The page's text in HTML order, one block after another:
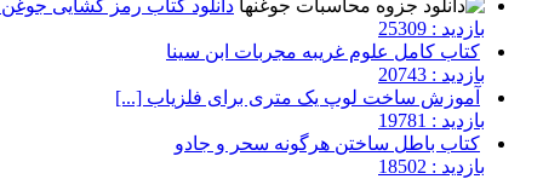
دانلود کتاب رمز گشایی
بازدید : 25309
کتاب کامل علوم غریبه مجربات ابن سینا
بازدید : 20743
آموزش ساخت لوپ یک متری برای فلزیاب [...]
بازدید : 19781
کتاب باطل ساختن هرگونه سحر و جادو
بازدید : 18502